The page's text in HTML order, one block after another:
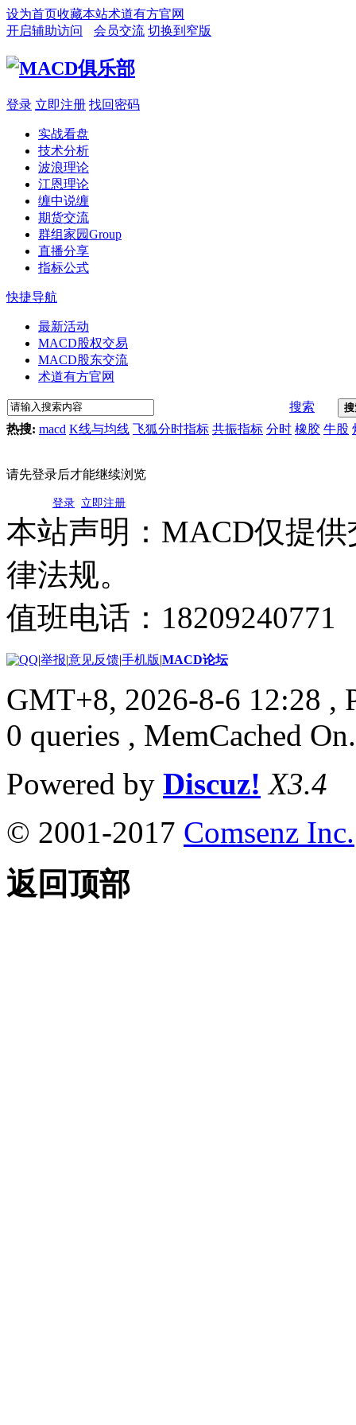
设为首页收藏本站术道有方官网
开启辅助访问
会员交流 切换到窄版
登录 立即注册 找回密码
实战看盘
技术分析
波浪理论
江恩理论
缠中说缠
期货交流
群组家园Group
直播分享
指标公式
快捷导航
最新活动
MACD股权交易
MACD股东交流
术道有方官网
搜索
热搜: macd K线与均线 飞狐分时指标 共振指标 分时 橡胶 牛股
请先登录后才能继续浏览
登录 立即注册
本站声明：MACD仅提
律法规。
值班电话：
|举报|意见反馈|手机版|MACD论坛
GMT+8, 2026-8-6 12:28 ,
0 queries , MemCached On.
Powered by Discuz! X3.4
© 2001-2017 Comsenz Inc.
返回顶部